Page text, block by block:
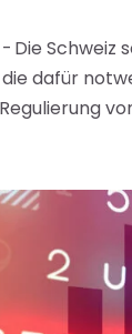
- Die
dafür